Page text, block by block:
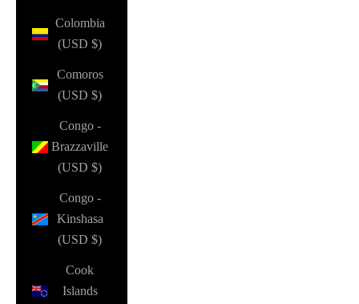
Colombia
(USD $)
Comoros
(USD $)
Congo -
Brazzaville
(USD $)
Congo -
Kinshasa
(USD $)
Cook
Islands